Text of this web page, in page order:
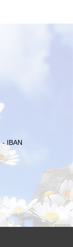
- IBAN